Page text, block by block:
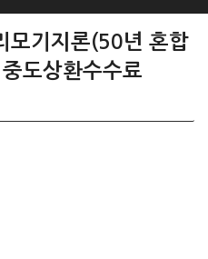
모기지론(50년 혼합
도상환수수료